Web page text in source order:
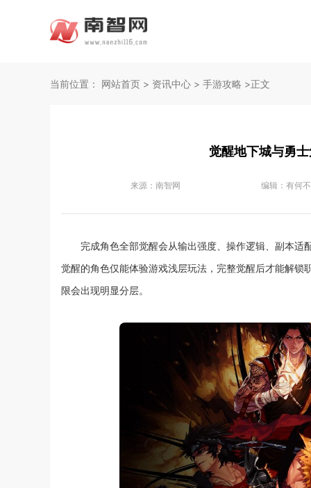
当前位置： 网站首页 > 资讯中心 > 手游攻略 >正文
觉醒地下城与勇
来源： 南智网 编辑： 有何
完成角色全部觉醒会从输出强度、操作逻辑、副本
觉醒的角色仅能体验游戏浅层玩法，完整觉醒后才能解
限会出现明显分层。